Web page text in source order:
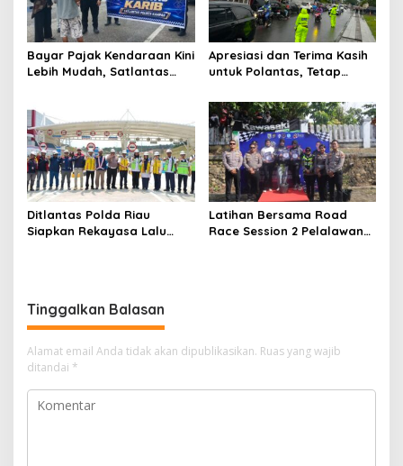
RI
Bayar Pajak Kendaraan Kini
Lebih Mudah, Satlantas
Program Pemutihan
Apresiasi dan Terima Kasih
untuk Polantas, Tetap
Guyuran Hujan
Ditlantas Polda Riau
Siapkan Rekayasa Lalu
Jadi Prioritas
Latihan Bersama Road
Race Session 2 Pelalawan
Tinggalkan Balasan
Alamat email Anda tidak akan dipublikasikan. Ruas yang wajib
ditandai *